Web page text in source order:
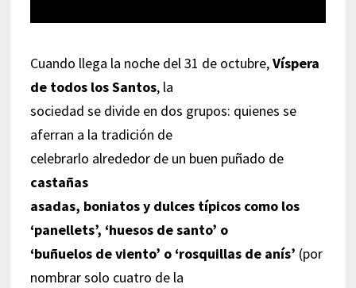
Cuando llega la noche del 31 de octubre,Víspera
de todos los Santos, la
sociedad se divide en dos grupos: quienes se
aferran a la tradición de
celebrarlo alrededor de un buen puñado de
castañas
asadas, boniatos y dulces típicos como los
‘panellets’, ‘huesos de santo’ o
‘buñuelos de viento’ o ‘rosquillas de anís’ (por
nombrar solo cuatro de la